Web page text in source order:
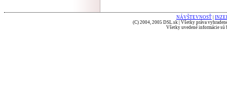
NÁVŠTEVNOSŤ
(C) 2004, 2005 DSL.sk | Všetky práva
Všetky uvedené informácie sú